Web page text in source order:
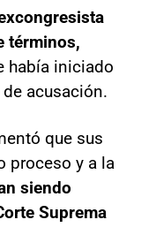
términos,
había iniciado
acusación.
que sus
proceso y a la
siendo
Suprema